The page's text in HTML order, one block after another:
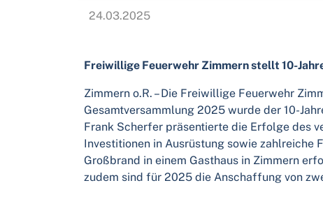
24.03.2025
Freiwillige Feuerwehr Zimmern stellt 10-
Zimmern o.R. – Die Freiwillige Feuerwehr
Gesamtversammlung 2025 wurde der 10-
Frank Scherfer präsentierte die Erfolge des
Investitionen in Ausrüstung sowie zahlreiche
Großbrand in einem Gasthaus in Zimmern
zudem sind für 2025 die Anschaffung von